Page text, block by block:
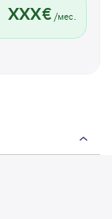
XXX€ /мес.